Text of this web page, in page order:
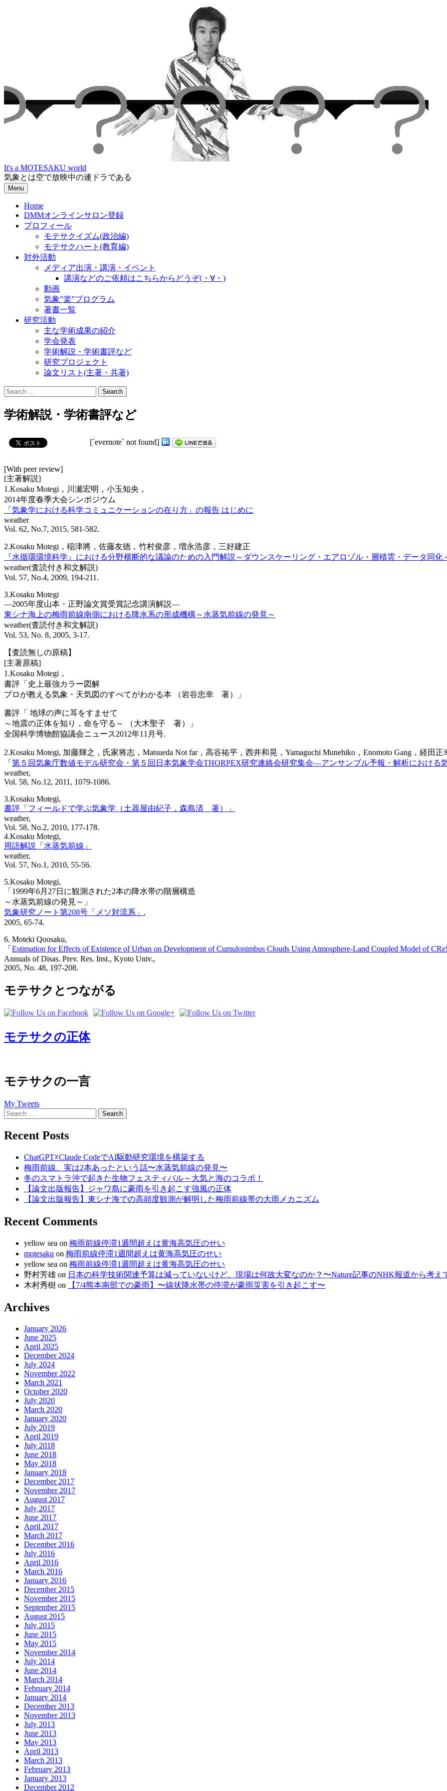
It's a MOTESAKU world
気象とは空で放映中の連ドラである
Menu
Home
DMMオンラインサロン登録
プロフィール
モテサクイズム(政治編)
モテサクハート(教育編)
対外活動
メディア出演・講演・イベント
講演などのご依頼はこちらからどうぞ(・∀・)
動画
気象”楽”プログラム
著書一覧
研究活動
主な学術成果の紹介
学会発表
学術解説・学術書評など
研究プロジェクト
論文リスト(主著・共著)
Search
for:
学術解説・学術書評など
[`evernote` not found]
[With peer review]
[主著解説]
1.Kosaku Motegi，川瀬宏明，小玉知央，
2014年度春季大会シンポジウム
「気象学における科学コミュニケーションの在り方」の報告 はじめに
weather
Vol. 62, No.7, 2015, 581-582.
2.Kosaku Motegi，稲津將，佐藤友徳，竹村俊彦，増永浩彦，三好建正
『水循環環境科学』における分野横断的な議論のための入門解説～ダウンスケーリング・エアロゾル・層積雲・データ同化
weather(査読付き和文解説)
Vol. 57, No.4, 2009, 194-211.
3.Kosaku Motegi
―2005年度山本・正野論文賞受賞記念講演解説―
東シナ海上の梅雨前線南側における降水系の形成機構～水蒸気前線の発見～
weather(査読付き和文解説)
Vol. 53, No. 8, 2005, 3-17.
【査読無しの原稿】
[主著原稿]
1.Kosaku Motegi，
書評「史上最強カラー図解
プロが教える気象・天気図のすべてがわかる本 （岩谷忠幸 著）」
書評「 地球の声に耳をすませて
～地震の正体を知り，命を守る～ （大木聖子 著）」
全国科学博物館協議会ニュース2012年11月号.
2.Kosaku Motegi, 加藤輝之，氏家将志，Matsueda Not far，高谷祐平，西井和晃，Yamaguchi Munehiko，Enomoto Gang，経田正
「 第５回気象庁数値モデル研究会・第５回日本気象学会THORPEX研究連絡会研究集会―アンサンブル予報・解析におけ
weather,
Vol. 58, No.12, 2011, 1079-1086.
3.Kosaku Motegi,
書評「フィールドで学ぶ気象学（土器屋由紀子，森島済 著）」
weather,
Vol. 58, No.2, 2010, 177-178.
4.Kosaku Motegi,
用語解説「水蒸気前線」
weather,
Vol. 57, No.1, 2010, 55-56.
5.Kosaku Motegi,
「1999年6月27日に観測された2本の降水帯の階層構造
～水蒸気前線の発見～」
気象研究ノート第208号「メソ対流系」 ,
2005, 65-74.
6. Moteki Qoosaku,
「 Estimation for Effects of Existence of Urban on Development of Cumulonimbus Clouds Using Atmosphere-Land Coupled Model of
Annuals of Disas. Prev. Res. Inst., Kyoto Univ.,
2005, No. 48, 197-208.
モテサクとつながる
モテサクの正体
モテサクの一言
My Tweets
Search
for:
Recent Posts
ChatGPT☓Claude CodeでAI駆動研究環境を構築する
梅雨前線、実は2本あったという話〜水蒸気前線の発見〜
冬のスマトラ沖で起きた生物フェスティバル～大気と海のコラボ！
【論文出版報告】ジャワ島に豪雨を引き起こす強風の正体
【論文出版報告】東シナ海での高頻度観測が解明した梅雨前線帯の大雨メカニズム
Recent Comments
yellow sea on 梅雨前線停滞1週間超えは黄海高気圧のせい
motesaku on 梅雨前線停滞1週間超えは黄海高気圧のせい
yellow sea on 梅雨前線停滞1週間超えは黄海高気圧のせい
野村芳雄 on 日本の科学技術関連予算は減っていないけど、現場は何故大変なのか？〜Nature記事のNHK報道から考え
木村秀樹 on 【7/4熊本南部での豪雨】〜線状降水帯の停滞が豪雨災害を引き起こす〜
Archives
January 2026
June 2025
April 2025
December 2024
July 2024
November 2022
March 2021
October 2020
July 2020
March 2020
January 2020
July 2019
April 2019
July 2018
June 2018
May 2018
January 2018
December 2017
November 2017
August 2017
July 2017
June 2017
April 2017
March 2017
December 2016
July 2016
April 2016
March 2016
January 2016
December 2015
November 2015
September 2015
August 2015
July 2015
June 2015
May 2015
November 2014
July 2014
June 2014
March 2014
February 2014
January 2014
December 2013
November 2013
July 2013
June 2013
May 2013
April 2013
March 2013
February 2013
January 2013
December 2012